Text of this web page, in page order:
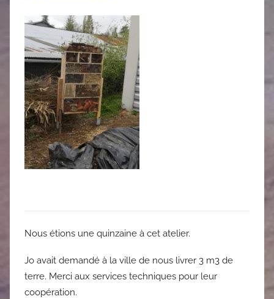
Nous étions une quinzaine à cet atelier.
Jo avait demandé à la ville de nous livrer 3 m3 de
terre. Merci aux services techniques pour leur
coopération.